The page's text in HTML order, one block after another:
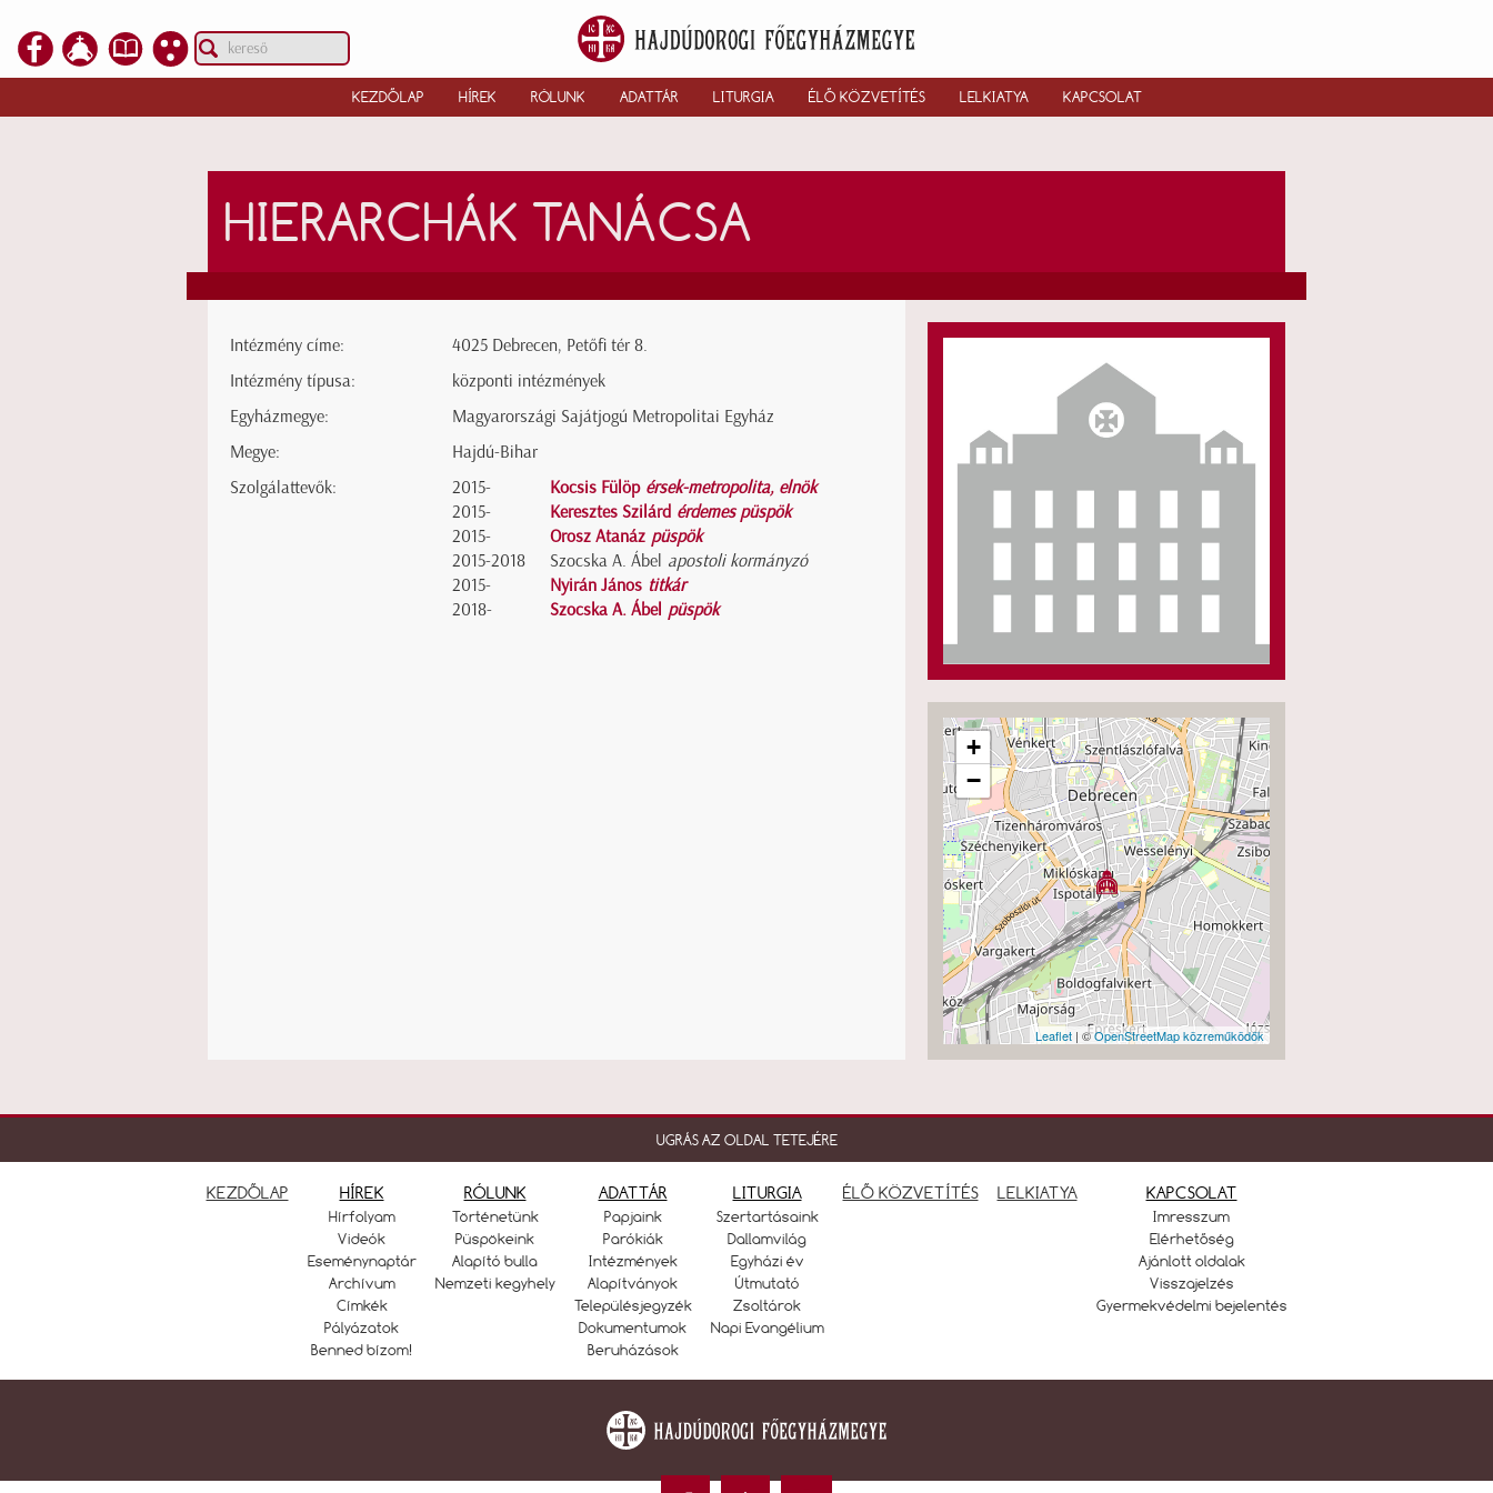
KEZDŐLAP HÍREK RÓLUNK ADATTÁR LITURGIA ÉLŐ KÖZVETÍTÉS LELKIATYA KAPCSOLAT
HIERARCHÁK TANÁCSA
+
−
Leaflet | ©OpenStreetMap közreműködők
Intézmény címe:
4025 Debrecen, Petőfi tér 8.
Intézmény típusa:
központi intézmények
Egyházmegye:
Magyarországi Sajátjogú Metropolitai Egyház
Megye:
Hajdú-Bihar
Szolgálattevők:
2015- Kocsis Fülöp érsek-metropolita, elnök
2015-
Keresztes Szilárd érdemes püspök
2015-
Orosz Atanáz püspök
2015-2018
Szocska A. Ábel apostoli kormányzó
2015-
Nyirán János titkár
2018-
Szocska A. Ábel püspök
UGRÁS AZ OLDAL TETEJÉRE
KEZDŐLAP HÍREK
Hírfolyam
Videók
Eseménynaptár
Archívum
Címkék
Pályázatok
Benned bízom!
RÓLUNK
Történetünk
Püspökeink
Alapító bulla
Nemzeti kegyhely
ADATTÁR
Papjaink
Parókiák
Intézmények
Alapítványok
Településjegyzék
Dokumentumok
Beruházások
LITURGIA
Szertartásaink
Dallamvilág
Egyházi év
Útmutató
Zsoltárok
Napi Evangélium
ÉLŐ KÖZVETÍTÉS LELKIATYA KAPCSOLAT
Imresszum
Elérhetőség
Ajánlott oldalak
Visszajelzés
Gyermekvédelmi bejelentés